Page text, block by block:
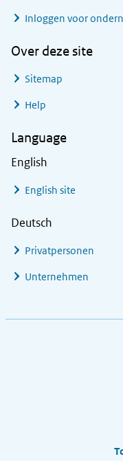
Inloggen voor
Over deze site
Sitemap
Help
Language
English
English site
Deutsch
Privatpersonen
Unternehmen